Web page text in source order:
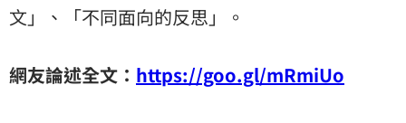
文」、「不同面向的反思」。
網友論述全文： https://goo.gl/mRmiUo